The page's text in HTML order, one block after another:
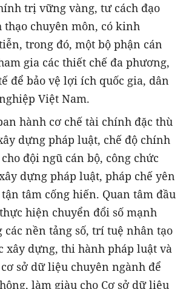
trị vững vàng, tư cách đạo
thạo chuyên môn, có kinh
trong đó, một bộ phận cán
gia các thiết chế đa phương,
để bảo vệ lợi ích quốc gia, dân
Việt Nam.
hành cơ chế tài chính đặc thù
dựng pháp luật, chế độ chính
đội ngũ cán bộ, công chức
dựng pháp luật, pháp chế yên
tâm cống hiến. Quan tâm đầu
hiện chuyển đổi số mạnh
các nền tảng số, trí tuệ nhân tạo
xây dựng, thi hành pháp luật và
sở dữ liệu chuyên ngành để
làm giàu cho Cơ sở dữ liệu